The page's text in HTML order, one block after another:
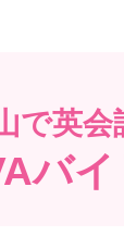
で英会
バ